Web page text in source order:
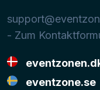
- Zum
eventzone.se